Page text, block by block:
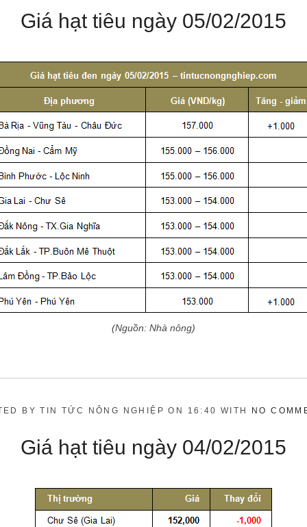
Giá hạt tiêu ngày 05/02/2015
(Nguồn: Nhà nông)
BY TIN TỨC NÔNG NGHIỆP ON 16:40 WITH NO
Giá hạt tiêu ngày 04/02/2015